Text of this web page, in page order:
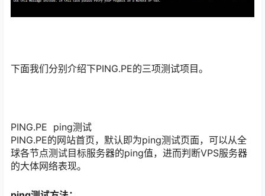
下面我们分别介绍下PING.PE的三项测试项目。
PING.PE ping测试
PING.PE的网站首页，默认即为ping测试页面，可以从全
球各节点测试目标服务器的ping值，进而判断VPS服务器
的大体网络表现。